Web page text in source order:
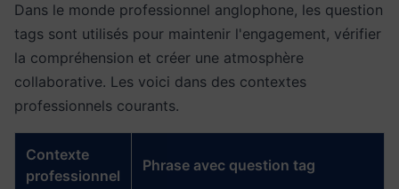
Dans le monde professionnel anglophone, les question
tags sont utilisés pour maintenir l'engagement, vérifier
la compréhension et créer une atmosphère
collaborative. Les voici dans des contextes
professionnels courants.
Contexte
professionnel
Phrase avec question tag